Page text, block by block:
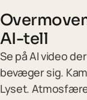
AI-tell
Se på AI video
bevæger sig.
Lyset.